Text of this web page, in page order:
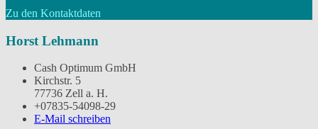
Zu den Kontaktdaten
Horst Lehmann
Cash Optimum GmbH
Kirchstr. 5
77736 Zell a. H.
+07835-54098-29
E-Mail schreiben